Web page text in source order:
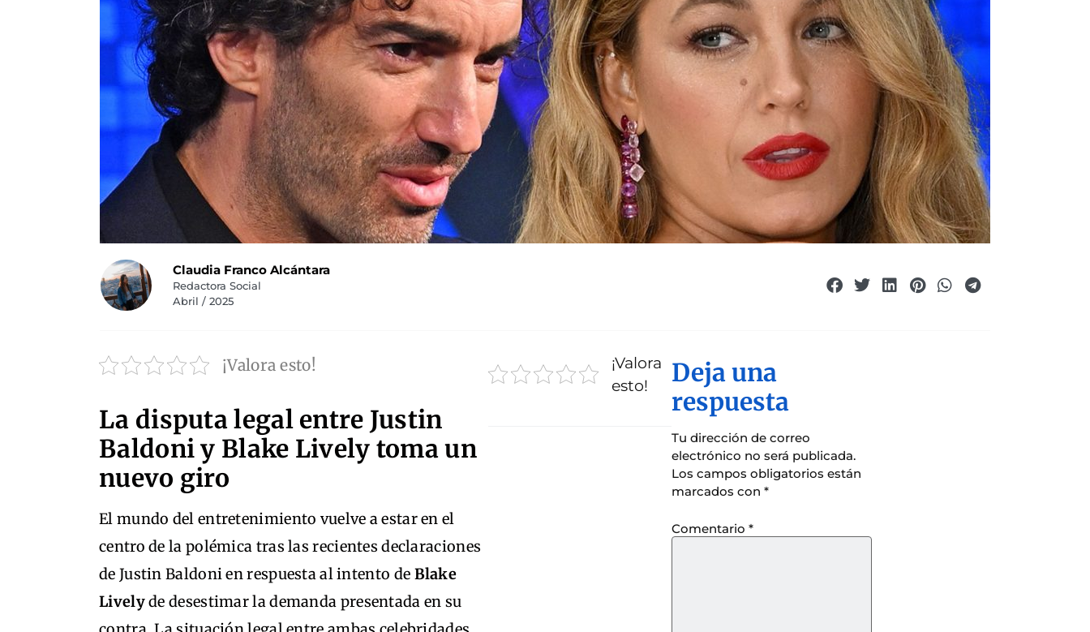
Claudia Franco Alcántara
Redactora Social
Abril / 2025
¡Valora esto!
La disputa legal entre Justin
Baldoni y Blake Lively toma un
nuevo giro
El mundo del entretenimiento vuelve a estar en el
centro de la polémica tras las recientes declaraciones
de Justin Baldoni en respuesta al intento de Blake
Livelyde desestimar la demanda presentada en su
¡Valora
esto!
Deja una
respuesta
Tu dirección de correo
electrónico no será publicada.
Los campos obligatorios están
marcados con *
Comentario *